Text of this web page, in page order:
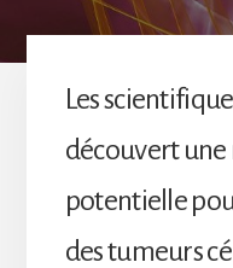
Les
découvert
potentielle
des tumeurs